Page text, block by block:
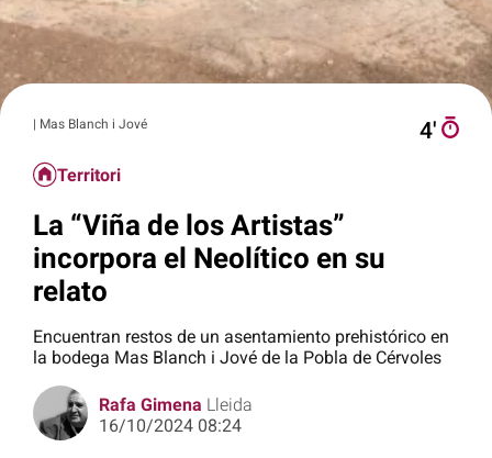
| Mas Blanch i Jové 4′
Territori
La “Viña de los Artistas”
incorpora el Neolítico en su
relato
Encuentran restos de un asentamiento prehistórico en
la bodega Mas Blanch i Jové de la Pobla de Cérvoles
Rafa Gimena Lleida
16/10/2024 08:24